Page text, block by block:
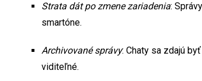
Strata dát po zmene zariadenia:
smartóne.
Archivované správy: Chaty sa zdajú
viditeľné.